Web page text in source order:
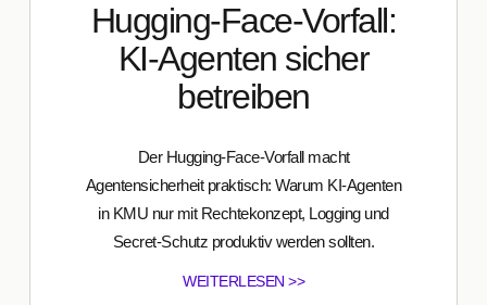
Hugging-Face-Vorfall:
KI-Agenten sicher
betreiben
Der Hugging-Face-Vorfall macht
Agentensicherheit praktisch: Warum KI-Agenten
in KMU nur mit Rechtekonzept, Logging und
Secret-Schutz produktiv werden sollten.
WEITERLESEN >>